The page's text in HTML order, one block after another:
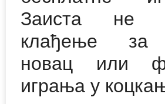
Заиста не
клађење за
новац или
играња у